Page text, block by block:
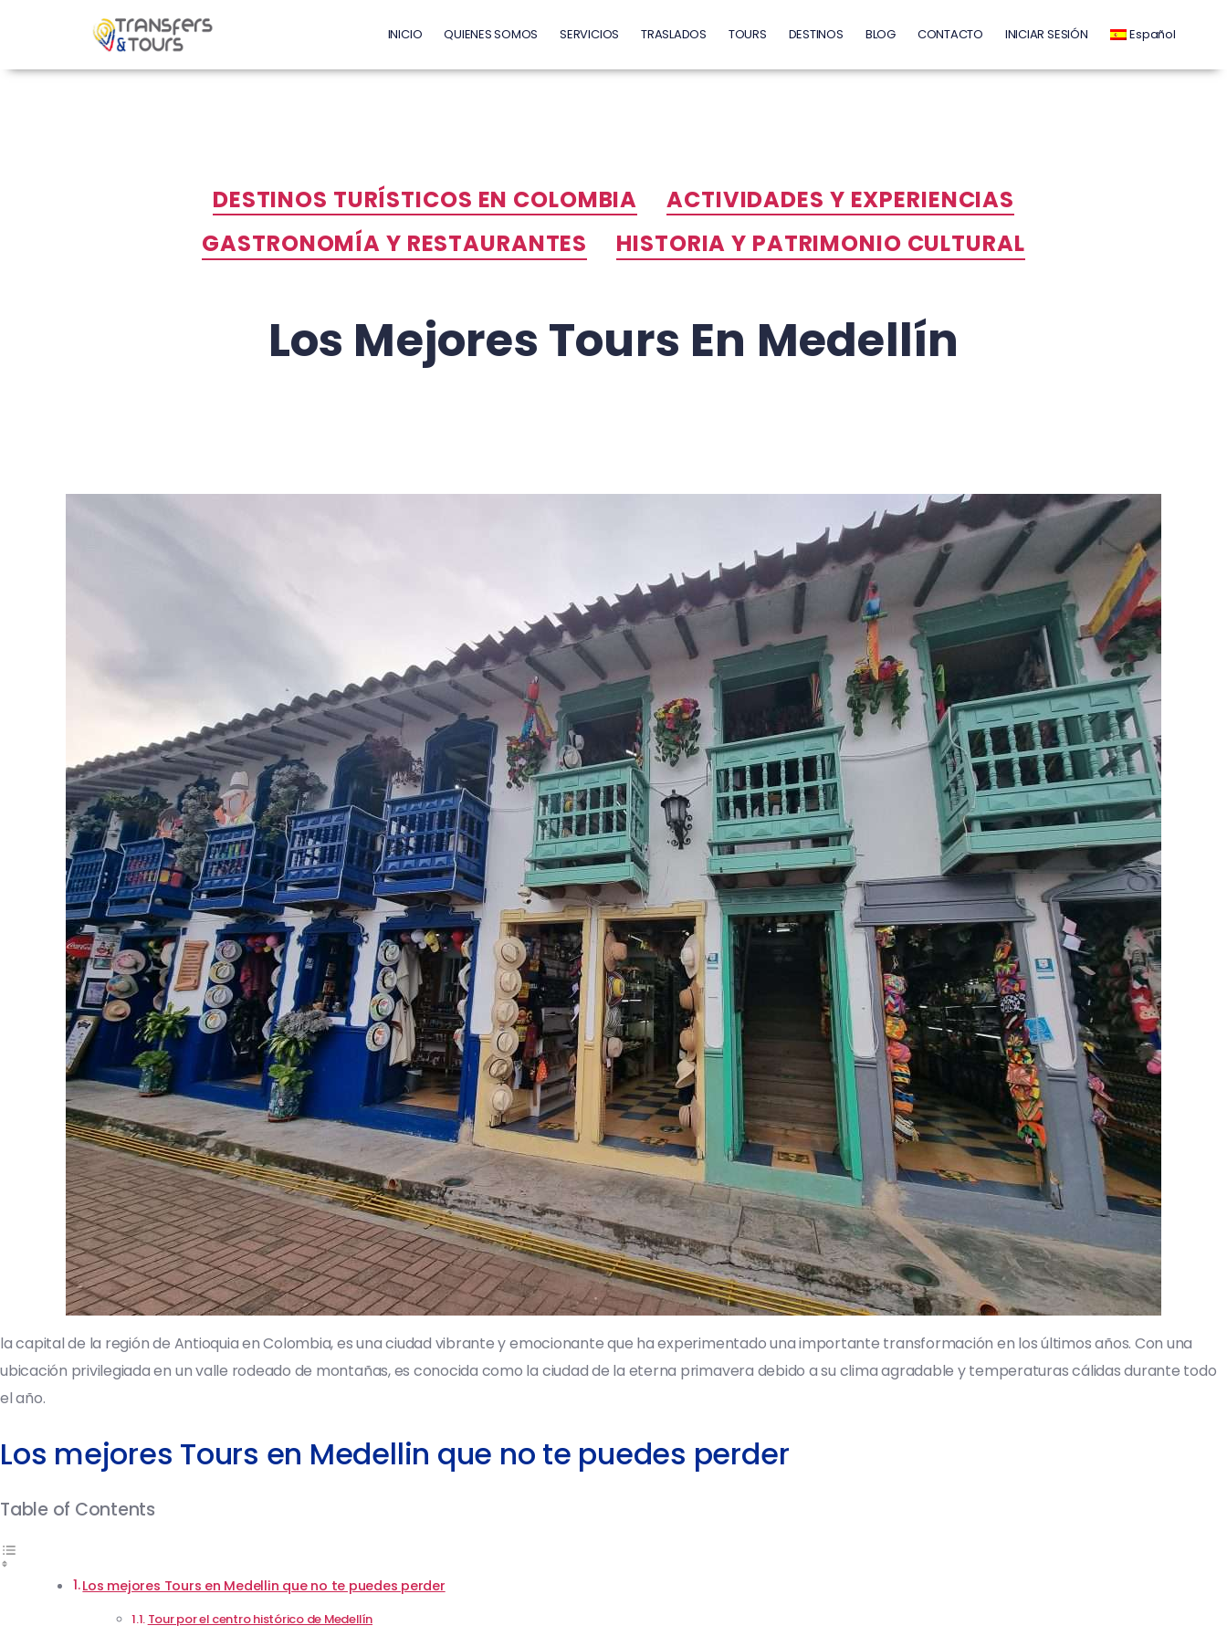
INICIO QUIENES SOMOS SERVICIOS TRASLADOS TOURS DESTINOS BLOG CONTACTO INICIAR SESIÓN Español
DESTINOS TURÍSTICOS EN COLOMBIA
ACTIVIDADES Y EXPERIENCIAS
GASTRONOMÍA Y RESTAURANTES
HISTORIA Y PATRIMONIO CULTURAL
Los Mejores Tours En Medellín
la capital de la región de Antioquia en Colombia, es una ciudad vibrante y emocionante que ha experimentado una importante transformación en los últimos años. Con una
ubicación privilegiada en un valle rodeado de montañas, es conocida como la ciudad de la eterna primavera debido a su clima agradable y temperaturas cálidas durante todo
el año.
Los mejores Tours en Medellin que no te puedes perder
Table of Contents
Los mejores Tours en Medellin que no te puedes perder
Tour por el centro histórico de Medellín